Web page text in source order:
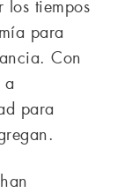
los tiempos
para
Con
a
para